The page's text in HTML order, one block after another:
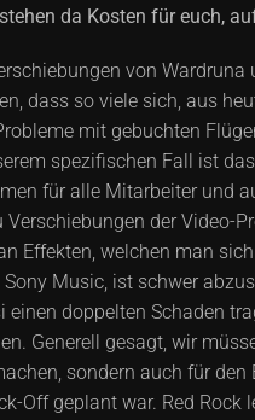
da Kosten für euch,
von
dass so viele sich, aus
mit gebuchten
spezifischen Fall ist
für alle Mitarbeiter und
der
Effekten, welchen man
Music, ist schwer
doppelten Schaden
Generell gesagt, wir
sondern auch für
Off geplant war. Red